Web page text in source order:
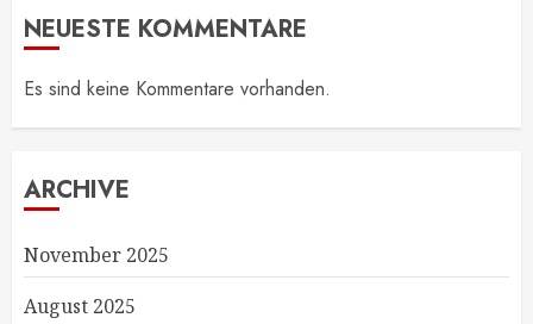
NEUESTE KOMMENTARE
Es sind keine Kommentare vorhanden.
ARCHIVE
November 2025
August 2025